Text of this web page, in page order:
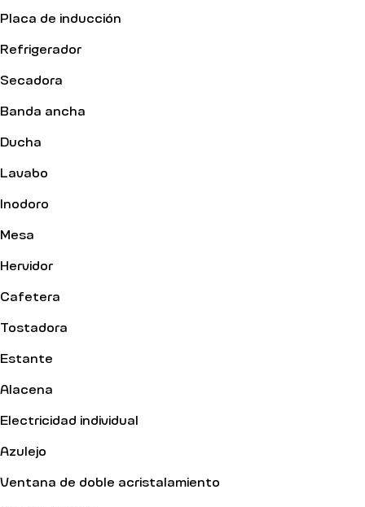
Placa de inducción
Refrigerador
Secadora
Banda ancha
Ducha
Lavabo
Inodoro
Mesa
Hervidor
Cafetera
Tostadora
Estante
Alacena
Electricidad individual
Azulejo
Ventana de doble acristalamiento